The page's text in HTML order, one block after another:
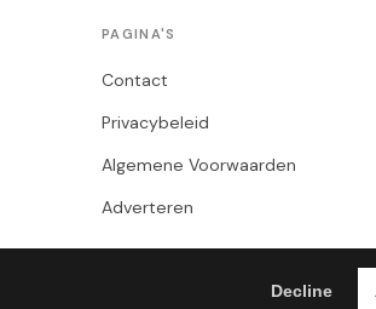
Decline
PAGINA'S
Contact
Privacybeleid
Algemene Voorwaarden
Adverteren